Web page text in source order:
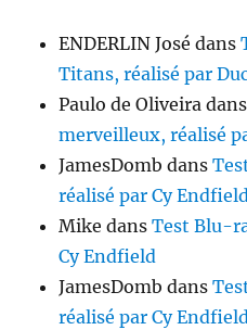
ENDERLIN José dans
Titans, réalisé par
Paulo de Oliveira
merveilleux, réalisé
JamesDomb dans
réalisé par Cy Endfield
Mike dansTest Blu-
Cy Endfield
JamesDomb dans
réalisé par Cy Endfield